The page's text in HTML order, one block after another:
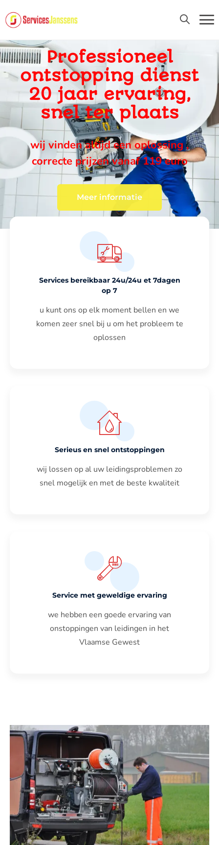
Professioneel
ontstopping dienst
20 jaar ervaring,
snel ter plaats
wij vinden altijd een oplossing ,
correcte prijzen vanaf 119 euro
Meer informatie
Services bereikbaar 24u/24u et 7dagen
op 7
u kunt ons op elk moment bellen en we
komen zeer snel bij u om het probleem te
oplossen
Serieus en snel ontstoppingen
wij lossen op al uw leidingsproblemen zo
snel mogelijk en met de beste kwaliteit
Service met geweldige ervaring
we hebben een goede ervaring van
onstoppingen van leidingen in het
Vlaamse Gewest